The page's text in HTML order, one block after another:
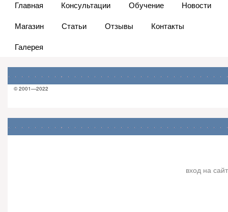
Главная Консультации Обучение
Новости
Магазин
Статьи Отзывы
Контакты
Галерея
© 2001—2022
вход на сайт